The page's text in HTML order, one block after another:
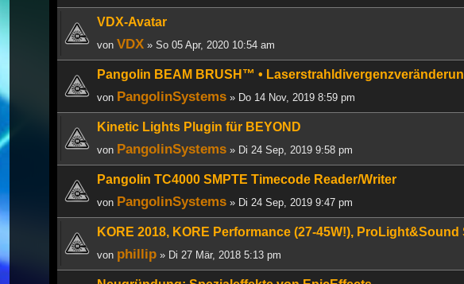
VDX-Avatar
von VDX » So 05 Apr, 2020 10:54 am
Pangolin BEAM BRUSH™ •
von PangolinSystems » Do 14 Nov, 2019 8:59 pm
Kinetic Lights Plugin für BEYOND
von PangolinSystems » Di 24 Sep, 2019 9:58 pm
Pangolin TC4000 SMPTE Timecode Reader/Writer
von PangolinSystems » Di 24 Sep, 2019 9:47 pm
KORE 2018, KORE Performance (27-45W!), ProLight&Sound
von phillip » Di 27 Mär, 2018 5:13 pm